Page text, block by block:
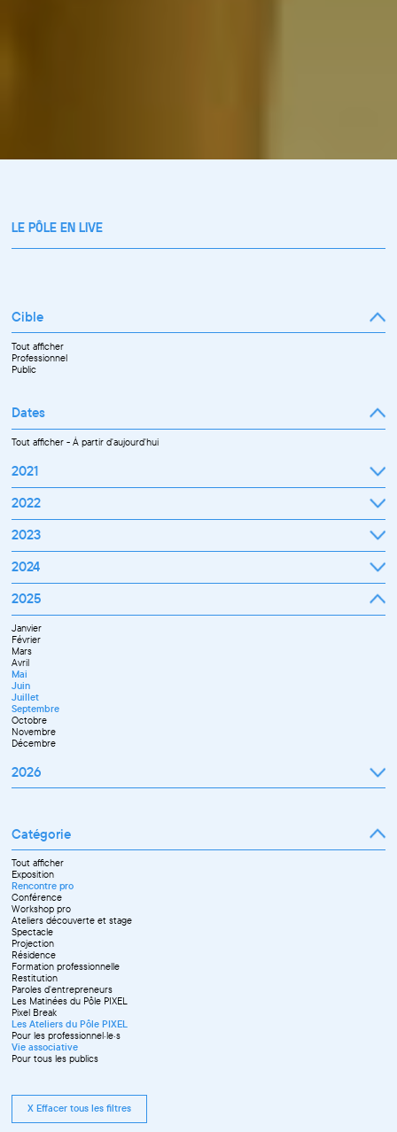
LE PÔLE EN LIVE
Cible
Tout afficher
Professionnel
Public
Dates
Tout afficher-À partir d'aujourd'hui
2021
Septembre
Novembre
Décembre
2022
Janvier
Mars
Avril
Juillet
Septembre
Octobre
Novembre
Décembre
2023
Janvier
Mars
Avril
Juin
Septembre
Octobre
Novembre
Décembre
2024
Janvier
Mars
Avril
Mai
Juin
Juillet
Septembre
Novembre
Décembre
2025
Janvier
Février
Mars
Avril
Mai
Juin
Juillet
Septembre
Octobre
Novembre
Décembre
2026
Avril
Mai
Juin
Septembre
Octobre
Novembre
Catégorie
Tout afficher
Exposition
Rencontre pro
Conférence
Workshop pro
Ateliers découverte et stage
Spectacle
Projection
Résidence
Formation professionnelle
Restitution
Paroles d'entrepreneurs
Les Matinées du Pôle PIXEL
Pixel Break
Les Ateliers du Pôle PIXEL
Pour les professionnel·le·s
Vie associative
Pour tous les publics
X Effacer tous les filtres